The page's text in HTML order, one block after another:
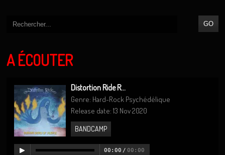
A ÉCOUTER
Distortion Ride R...
Genre: Hard-Rock Psychédélique
Release date: 13 Nov 2020
BANDCAMP
00:00 / 00:00